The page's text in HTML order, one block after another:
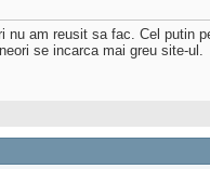
nu am reusit sa fac. Cel
se incarca mai greu site-ul.